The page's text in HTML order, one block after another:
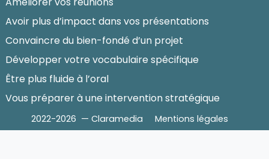
Avoir plus d’impact dans vos présentations
Convaincre du bien-fondé d’un projet
Développer votre vocabulaire spécifique
Être plus fluide à l’oral
Vous préparer à une intervention stratégique
2022-2026 — Claramedia Mentions légales